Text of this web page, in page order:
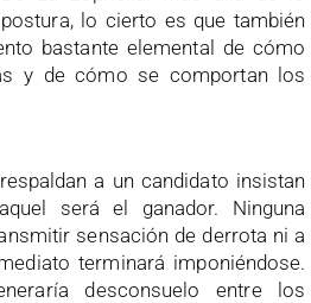
lo cierto es que también
bastante elemental de cómo
y de cómo se comportan los
a un candidato insistan
será el ganador. Ninguna
sensación de derrota ni a
terminará imponiéndose.
desconsuelo entre los